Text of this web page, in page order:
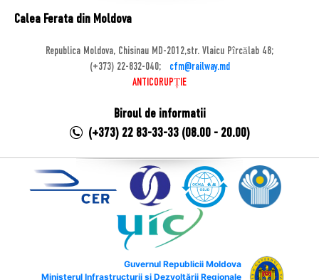
Calea Ferata din Moldova
Republica Moldova, Chisinau MD-2012,str. Vlaicu Pîrcălab 48;
(+373) 22-832-040;
cfm@railway.md
ANTICORUPȚIE
Biroul de informatii
(+373) 22 83-33-33 (08.00 - 20.00)
Guvernul Republicii Moldova
Ministerul Infrastructurii și Dezvoltării Regionale